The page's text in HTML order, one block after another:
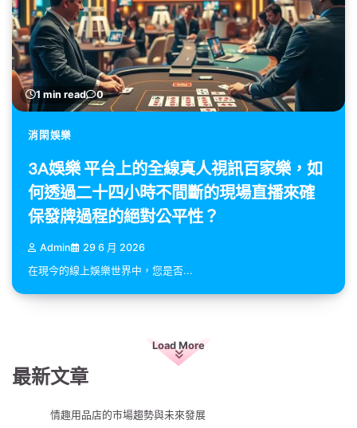
1 min read 0
消閑娛樂
3A娛樂 平台上的全線真人視訊百家樂，如
何透過二十四小時不間斷的現場直播來確
保發牌過程的絕對公平性？
Admin 29 6 月 2026
在現今的線上娛樂世界中，您是否...
Load More
最新文章
情趣用品店的市場趨勢與未來發展